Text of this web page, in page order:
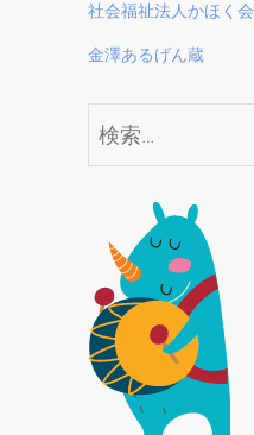
社会福祉法人かほく会
金澤あるげん蔵